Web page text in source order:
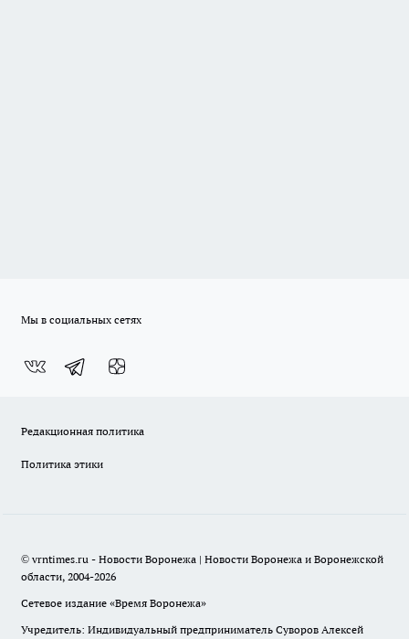
Мы в социальных сетях
Редакционная политика
Политика этики
© vrntimes.ru - Новости Воронежа | Новости Воронежа и Воронежской
области, 2004-2026
Сетевое издание «Время Воронежа»
Учредитель: Индивидуальный предприниматель Суворов Алексей